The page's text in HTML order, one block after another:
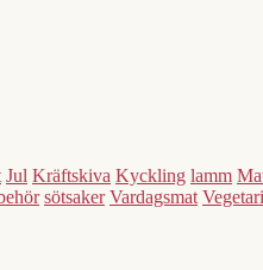
Jul Kräftskiva Kyckling lamm
sötsaker Vardagsmat